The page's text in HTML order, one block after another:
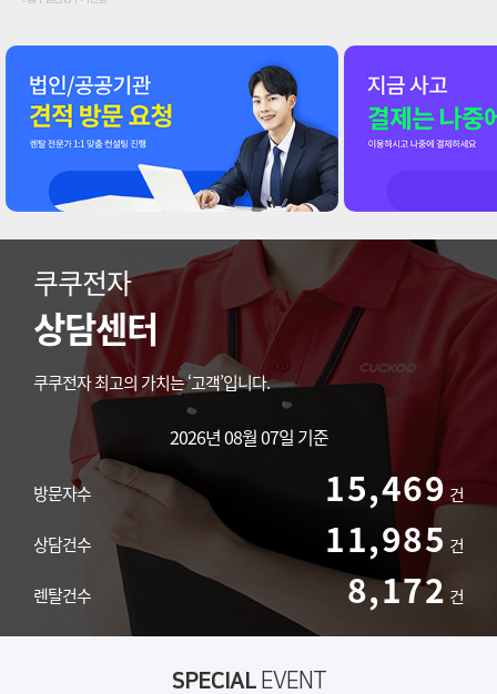
쿠쿠전자
상담센터
쿠쿠전자 최고의 가치는 ‘고객’입니다.
2026년 08월 07일 기준
방문자수 15,469 건
상담건수 11,985 건
렌탈건수 8,172 건
SPECIALEVENT